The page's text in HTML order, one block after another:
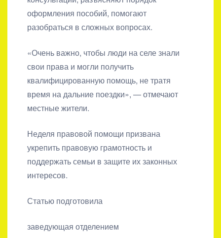
оформления пособий, помогают
разобраться в сложных вопросах.
«Очень важно, чтобы люди на селе знали
свои права и могли получить
квалифицированную помощь, не тратя
время на дальние поездки», — отмечают
местные жители.
Неделя правовой помощи призвана
укрепить правовую грамотность и
поддержать семьи в защите их законных
интересов.
Статью подготовила
заведующая отделением